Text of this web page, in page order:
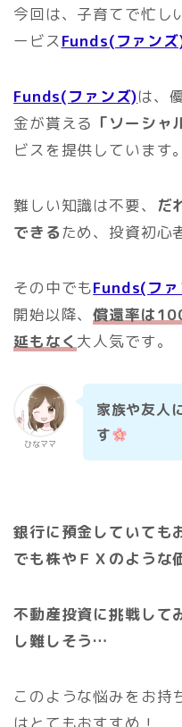
今回は、子育てで忙し
ービスFunds(ファン
Funds(ファンズ)は、
金が貰える 「ソーシャ
ビスを提供しています。
難しい知識は不要、 だ
できる ため、投資初心
その中でもFunds(フ
開始以降、償還率は
延もなく 大人気です。
ひなママ
家族や友人
す
銀行に預金していても
でも株やＦＸのような
不動産投資に挑戦して
し難しそう…
このような悩みをお持
はとてもおすすめ！